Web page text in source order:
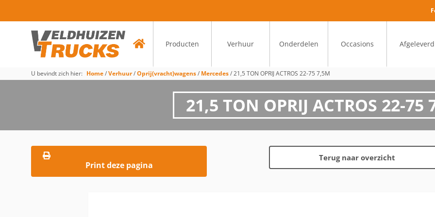
Producten Verhuur Onderdelen Occasions Afgeleverd
U bevindt zich hier: Home/Verhuur/Oprij(vracht)wagens/ Mercedes/ 21,5 TON OPRIJ ACTROS 22-75 7,5M
21,5 TON OPRIJ ACTROS 22-75
Print deze pagina
Terug naar overzicht